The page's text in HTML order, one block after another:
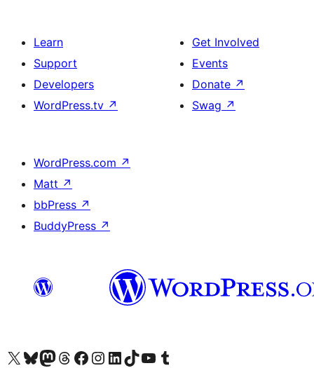
Learn
Support
Developers
WordPress.tv ↗
Get Involved
Events
Donate ↗
Swag ↗
WordPress.com ↗
Matt ↗
bbPress ↗
BuddyPress ↗
Visit our X (formerly Twitter) account
Visitez notre compte Bluesky
Visit our Mastodon account
Visitez notre compte Threads
Visit our Facebook page
Visit our Instagram account
Visit our LinkedIn account
Visitez notre compte TikTok
Visit our YouTube channel
Visitez notre compte Tumblr